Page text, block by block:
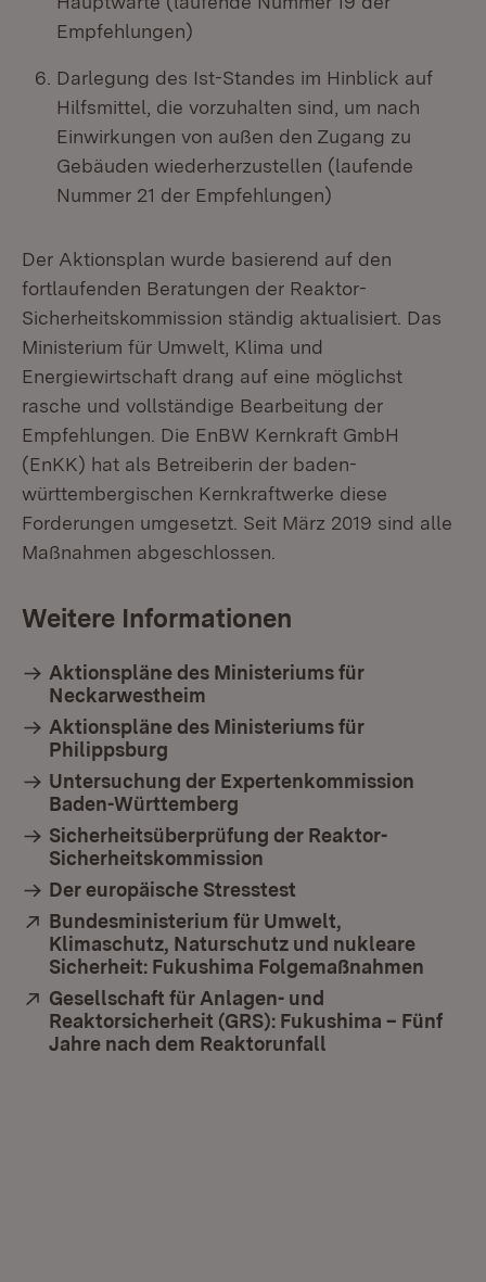
Empfehlungen)
Darlegung des Ist-Standes im Hinblick auf
Hilfsmittel, die vorzuhalten sind, um nach
Einwirkungen von außen den Zugang zu
Gebäuden wiederherzustellen (laufende
Nummer 21 der Empfehlungen)
Der Aktionsplan wurde basierend auf den
fortlaufenden Beratungen der Reaktor-
Sicherheitskommission ständig aktualisiert. Das
Ministerium für Umwelt, Klima und
Energiewirtschaft drang auf eine möglichst
rasche und vollständige Bearbeitung der
Empfehlungen. Die EnBW Kernkraft GmbH
(EnKK) hat als Betreiberin der baden-
württembergischen Kernkraftwerke diese
Forderungen umgesetzt. Seit März 2019 sind alle
Maßnahmen abgeschlossen.
Weitere Informationen
Aktionspläne des Ministeriums für
Neckarwestheim
Aktionspläne des Ministeriums für
Philippsburg
Untersuchung der Expertenkommission
Baden-Württemberg
Sicherheitsüberprüfung der Reaktor-
Sicherheitskommission
Der europäische Stresstest
Extern:
Bundesministerium für Umwelt,
Klimaschutz, Naturschutz und nukleare
Sicherheit: Fukushima Folgemaßnahmen
Extern:
Gesellschaft für Anlagen- und
Reaktorsicherheit (GRS): Fukushima – Fünf
Jahre nach dem Reaktorunfall